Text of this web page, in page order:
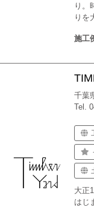
り。
りを
施工
千葉
Tel.
大正
はじ